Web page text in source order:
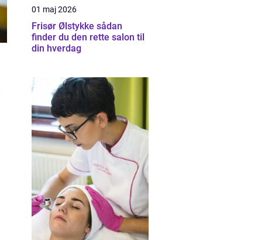
01 maj 2026
Frisør Ølstykke sådan
finder du den rette salon til
din hverdag